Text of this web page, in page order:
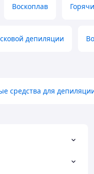
Воскоплав
депиляции
средства для